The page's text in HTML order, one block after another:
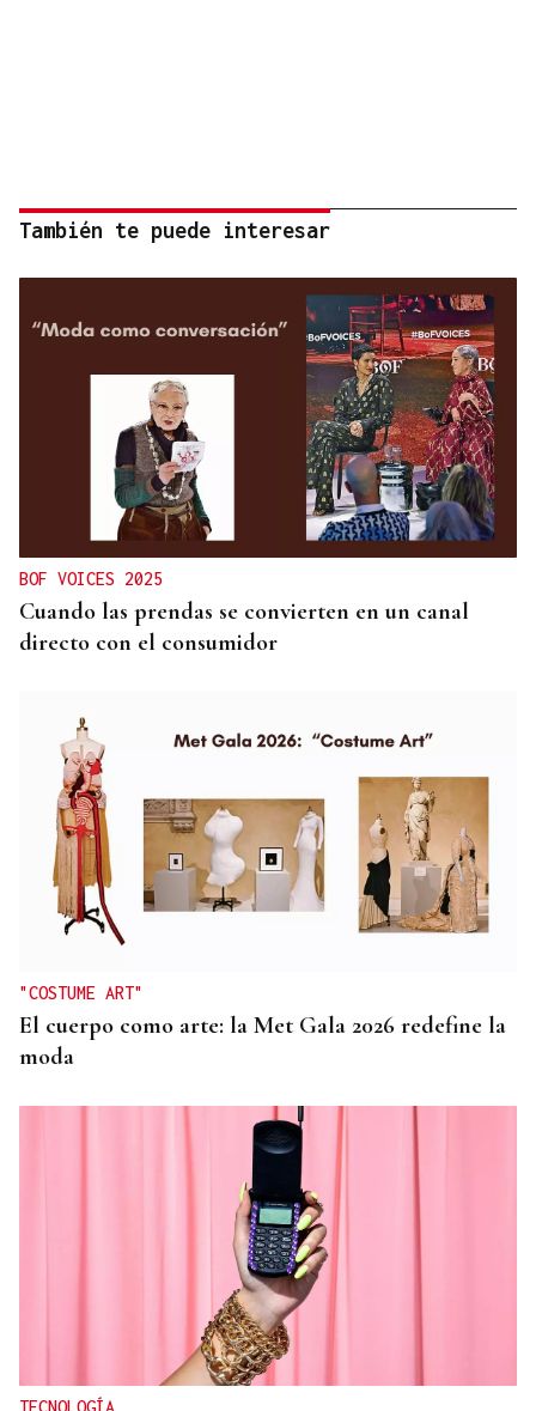
También te puede interesar
BOF VOICES 2025
Cuando las prendas se convierten en un canal
directo con el consumidor
"COSTUME ART"
El cuerpo como arte: la Met Gala 2026 redefine la
moda